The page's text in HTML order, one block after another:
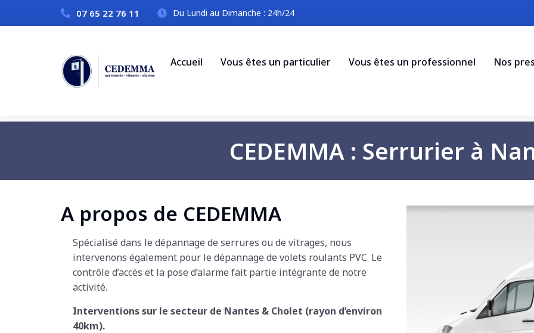
07 65 22 76 11 Du Lundi au Dimanche : 24h/24
Accueil Vous êtes un particulier Vous êtes un professionnel Nos
CEDEMMA : Serrurier à
A propos de CEDEMMA
Spécialisé dans le dépannage de serrures ou de vitrages, nous
intervenons également pour le dépannage de volets roulants PVC. Le
contrôle d’accès et la pose d’alarme fait partie intégrante de notre
activité.
Interventions sur le secteur de Nantes & Cholet (rayon d’environ
40km).